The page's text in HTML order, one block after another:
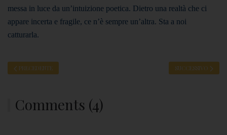
messa in luce da un’intuizione poetica. Dietro una realtà che ci
appare incerta e fragile, ce n’è sempre un’altra. Sta a noi
catturarla.
PRECEDENTE SUCCESSIVO
Comments (4)